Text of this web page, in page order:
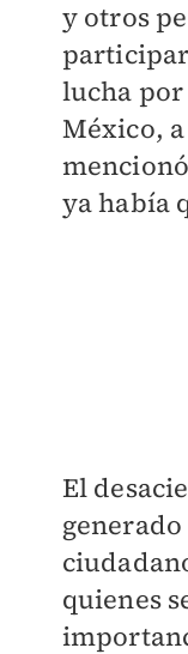
y otros
lucha
México,
ya había
El
quienes